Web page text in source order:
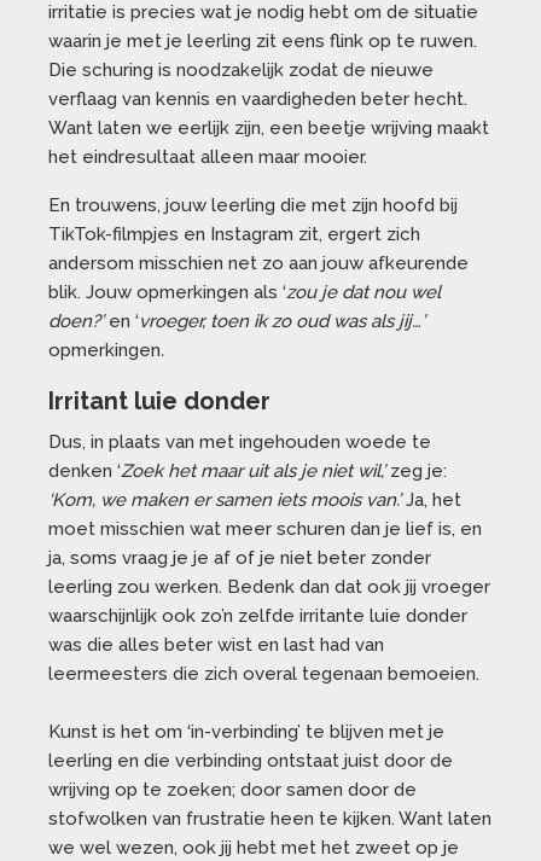
irritatie is precies wat je nodig hebt om de situatie
waarin je met je leerling zit eens flink op te ruwen.
Die schuring is noodzakelijk zodat de nieuwe
verflaag van kennis en vaardigheden beter hecht.
Want laten we eerlijk zijn, een beetje wrijving maakt
het eindresultaat alleen maar mooier.
En trouwens, jouw leerling die met zijn hoofd bij
TikTok-filmpjes en Instagram zit, ergert zich
andersom misschien net zo aan jouw afkeurende
blik. Jouw opmerkingen als ‘zou je dat nou wel
doen?’en ‘vroeger, toen ik zo oud was als jij…’
opmerkingen.
Irritant luie donder
Dus, in plaats van met ingehouden woede te
denken ‘Zoek het maar uit als je niet wil,’zeg je:
‘Kom, we maken er samen iets moois van.’Ja, het
moet misschien wat meer schuren dan je lief is, en
ja, soms vraag je je af of je niet beter zonder
leerling zou werken. Bedenk dan dat ook jij vroeger
waarschijnlijk ook zo’n zelfde irritante luie donder
was die alles beter wist en last had van
leermeesters die zich overal tegenaan bemoeien.
Kunst is het om ‘in-verbinding’ te blijven met je
leerling en die verbinding ontstaat juist door de
wrijving op te zoeken; door samen door de
stofwolken van frustratie heen te kijken. Want laten
we wel wezen, ook jij hebt met het zweet op je